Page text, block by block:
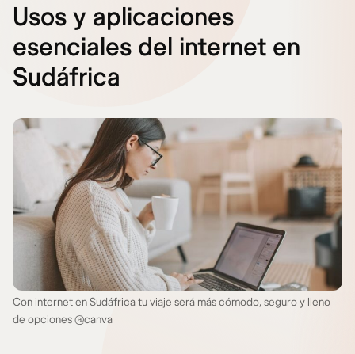
Usos y aplicaciones
esenciales del internet en
Sudáfrica
Con internet en Sudáfrica tu viaje será más cómodo, seguro y lleno
de opciones @canva